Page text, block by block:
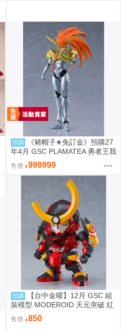
預購
《豬帽子✬免訂金》預購27
年4月 GSC PLAMATEA 勇者王我
王凱牙 獅子王凱 0906
售價 999999
預購
【台中金曜】12月 GSC 組
裝模型 MODEROID 天元突破 紅
蓮螺巖 紅蓮螺巖 再版 0904
售價 850